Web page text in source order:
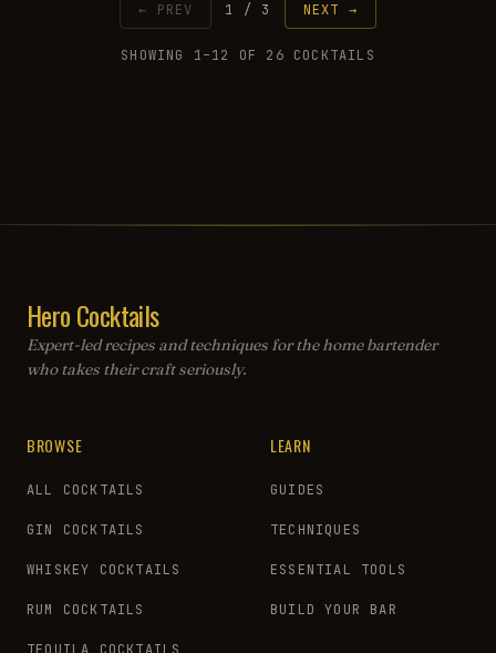
← PREV 1 / 3 NEXT →
SHOWING 1–12 OF 26 COCKTAILS
Hero Cocktails
Expert-led recipes and techniques for the home bartender
who takes their craft seriously.
BROWSE
ALL COCKTAILS
GIN COCKTAILS
WHISKEY COCKTAILS
RUM COCKTAILS
LEARN
GUIDES
TECHNIQUES
ESSENTIAL TOOLS
BUILD YOUR BAR